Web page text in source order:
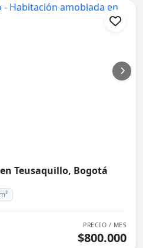
Teusaquillo, Bogotá
PRECIO / MES
$800.000